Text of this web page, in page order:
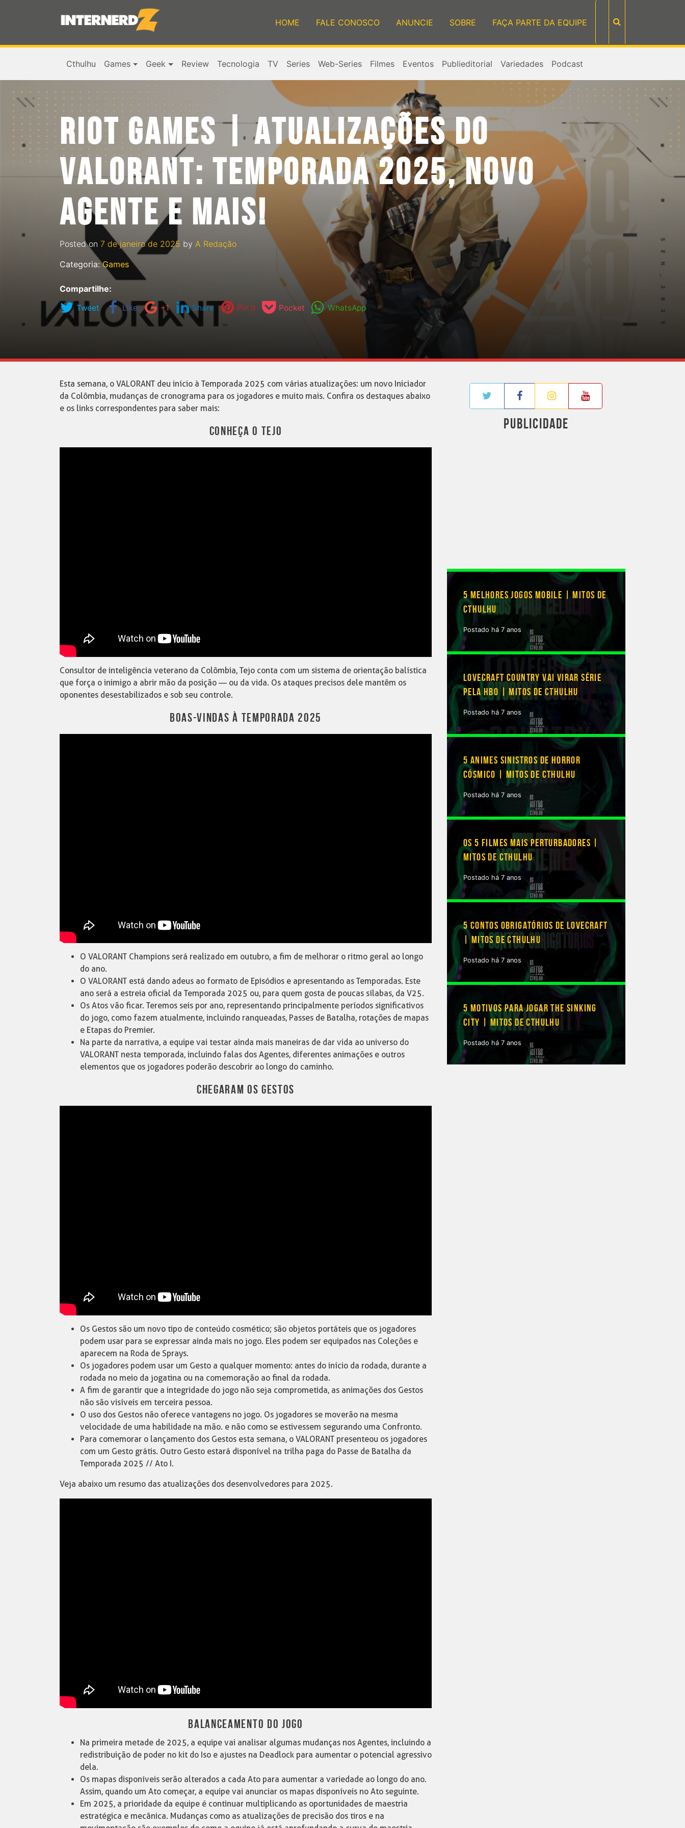
HOME FALE CONOSCO ANUNCIE SOBRE FAÇA PARTE DA EQUIPE
Cthulhu Games Geek Review Tecnologia TV Series Web-Series Filmes Eventos Publieditorial Variedades Podcast
RIOT GAMES | ATUALIZAÇÕES DO
VALORANT: TEMPORADA 2025, NOVO
AGENTE E MAIS!
Posted on 7 de janeiro de 2025 by A Redação
Categoria:Games
Compartilhe:
Tweet Like +1 Share Pin it Pocket WhatsApp
Esta semana, o VALORANT deu início à Temporada 2025 com várias atualizações: um novo Iniciador
da Colômbia, mudanças de cronograma para os jogadores e muito mais. Confira os destaques abaixo
e os links correspondentes para saber mais:
CONHEÇA O TEJO
Consultor de inteligência veterano da Colômbia, Tejo conta com um sistema de orientação balística
que força o inimigo a abrir mão da posição — ou da vida. Os ataques precisos dele mantêm os
oponentes desestabilizados e sob seu controle.
BOAS-VINDAS À TEMPORADA 2025
O VALORANT Champions será realizado em outubro, a fim de melhorar o ritmo geral ao longo
do ano.
O VALORANT está dando adeus ao formato de Episódios e apresentando as Temporadas. Este
ano será a estreia oficial da Temporada 2025 ou, para quem gosta de poucas sílabas, da V25.
Os Atos vão ficar. Teremos seis por ano, representando principalmente períodos significativos
do jogo, como fazem atualmente, incluindo ranqueadas, Passes de Batalha, rotações de mapas
e Etapas do Premier.
Na parte da narrativa, a equipe vai testar ainda mais maneiras de dar vida ao universo do
VALORANT nesta temporada, incluindo falas dos Agentes, diferentes animações e outros
elementos que os jogadores poderão descobrir ao longo do caminho.
CHEGARAM OS GESTOS
Os Gestos são um novo tipo de conteúdo cosmético; são objetos portáteis que os jogadores
podem usar para se expressar ainda mais no jogo. Eles podem ser equipados nas Coleções e
aparecem na Roda de Sprays.
Os jogadores podem usar um Gesto a qualquer momento: antes do início da rodada, durante a
rodada no meio da jogatina ou na comemoração ao final da rodada.
A fim de garantir que a integridade do jogo não seja comprometida, as animações dos Gestos
não são visíveis em terceira pessoa.
O uso dos Gestos não oferece vantagens no jogo. Os jogadores se moverão na mesma
velocidade de uma habilidade na mão. e não como se estivessem segurando uma Confronto.
Para comemorar o lançamento dos Gestos esta semana, o VALORANT presenteou os jogadores
com um Gesto grátis. Outro Gesto estará disponível na trilha paga do Passe de Batalha da
Temporada 2025 // Ato I.
Veja abaixo um resumo das atualizações dos desenvolvedores para 2025.
BALANCEAMENTO DO JOGO
Na primeira metade de 2025, a equipe vai analisar algumas mudanças nos Agentes, incluindo a
redistribuição de poder no kit do Iso e ajustes na Deadlock para aumentar o potencial agressivo
dela.
Os mapas disponíveis serão alterados a cada Ato para aumentar a variedade ao longo do ano.
Assim, quando um Ato começar, a equipe vai anunciar os mapas disponíveis no Ato seguinte.
Em 2025, a prioridade da equipe é continuar multiplicando as oportunidades de maestria
estratégica e mecânica. Mudanças como as atualizações de precisão dos tiros e na
PUBLICIDADE
5 MELHORES JOGOS MOBILE | MITOS DE
CTHULHU
Postado há 7 anos
LOVECRAFT COUNTRY VAI VIRAR SÉRIE
PELA HBO | MITOS DE CTHULHU
Postado há 7 anos
5 ANIMES SINISTROS DE HORROR
CÓSMICO | MITOS DE CTHULHU
Postado há 7 anos
OS 5 FILMES MAIS PERTURBADORES |
MITOS DE CTHULHU
Postado há 7 anos
5 CONTOS OBRIGATÓRIOS DE LOVECRAFT
| MITOS DE CTHULHU
Postado há 7 anos
5 MOTIVOS PARA JOGAR THE SINKING
CITY | MITOS DE CTHULHU
Postado há 7 anos